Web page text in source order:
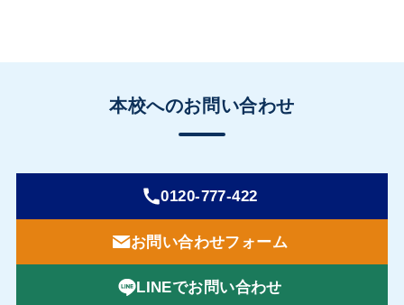
本校へのお問い合わせ
0120-777-422
お問い合わせフォーム
LINEでお問い合わせ